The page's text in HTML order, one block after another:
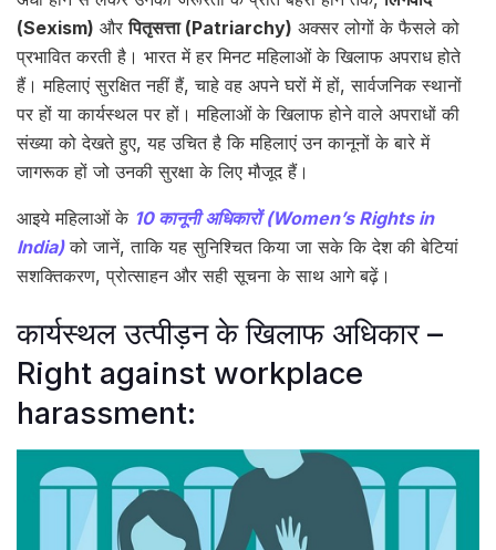
(Sexism) औरपितृसत्ता (Patriarchy) अक्सर लोगों के फैसले को
प्रभावित करती है। भारत में हर मिनट महिलाओं के खिलाफ अपराध होते
हैं। महिलाएं सुरक्षित नहीं हैं, चाहे वह अपने घरों में हों, सार्वजनिक स्थानों
पर हों या कार्यस्थल पर हों। महिलाओं के खिलाफ होने वाले अपराधों की
संख्या को देखते हुए, यह उचित है कि महिलाएं उन कानूनों के बारे में
जागरूक हों जो उनकी सुरक्षा के लिए मौजूद हैं।
आइये महिलाओं के 10 कानूनी अधिकारों (Women’s Rights in
India)को जानें, ताकि यह सुनिश्चित किया जा सके कि देश की बेटियां
सशक्तिकरण, प्रोत्साहन और सही सूचना के साथ आगे बढ़ें।
कार्यस्थल उत्पीड़न के खिलाफ अधिकार –
Right against workplace
harassment: